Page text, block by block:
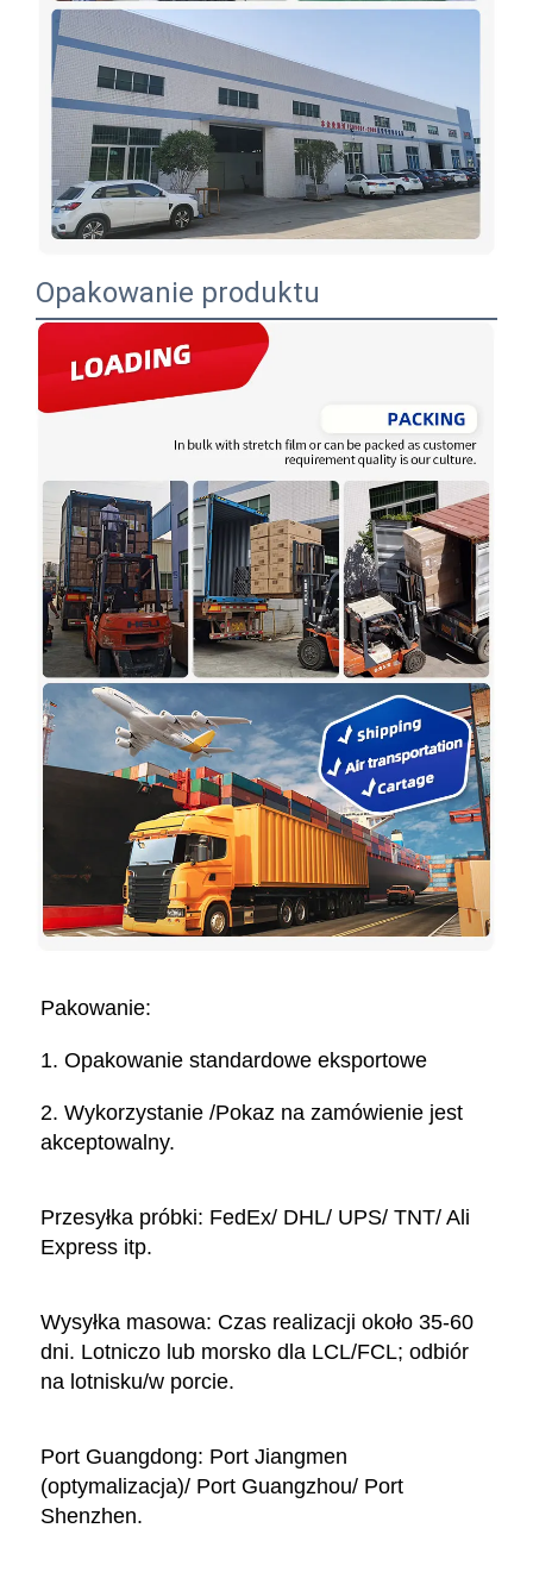
Opakowanie produktu
Pakowanie:
1. Opakowanie standardowe eksportowe
2. Wykorzystanie /Pokaz na zamówienie jest
akceptowalny.
Przesyłka próbki: FedEx/ DHL/ UPS/ TNT/ Ali
Express itp.
Wysyłka masowa: Czas realizacji około 35-60
dni. Lotniczo lub morsko dla LCL/FCL; odbiór
na lotnisku/w porcie.
Port Guangdong: Port Jiangmen
(optymalizacja)/ Port Guangzhou/ Port
Shenzhen.